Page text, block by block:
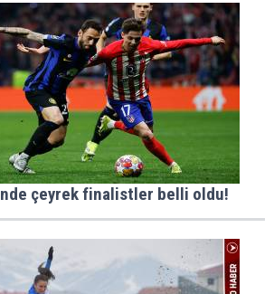
çeyrek finalistler belli oldu!